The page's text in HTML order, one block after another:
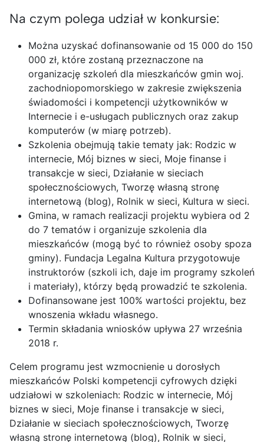
Na czym polega udział w konkursie:
Można uzyskać dofinansowanie od 15 000 do 150
000 zł, które zostaną przeznaczone na
organizację szkoleń dla mieszkańców gmin woj.
zachodniopomorskiego w zakresie zwiększenia
świadomości i kompetencji użytkowników w
Internecie i e-usługach publicznych oraz zakup
komputerów (w miarę potrzeb).
Szkolenia obejmują takie tematy jak: Rodzic w
internecie, Mój biznes w sieci, Moje finanse i
transakcje w sieci, Działanie w sieciach
społecznościowych, Tworzę własną stronę
internetową (blog), Rolnik w sieci, Kultura w sieci.
Gmina, w ramach realizacji projektu wybiera od 2
do 7 tematów i organizuje szkolenia dla
mieszkańców (mogą być to również osoby spoza
gminy). Fundacja Legalna Kultura przygotowuje
instruktorów (szkoli ich, daje im programy szkoleń
i materiały), którzy będą prowadzić te szkolenia.
Dofinansowane jest 100% wartości projektu, bez
wnoszenia wkładu własnego.
Termin składania wniosków upływa 27 września
2018 r.
Celem programu jest wzmocnienie u dorosłych
mieszkańców Polski kompetencji cyfrowych dzięki
udziałowi w szkoleniach: Rodzic w internecie, Mój
biznes w sieci, Moje finanse i transakcje w sieci,
Działanie w sieciach społecznościowych, Tworzę
własną stronę internetową (blog), Rolnik w sieci,